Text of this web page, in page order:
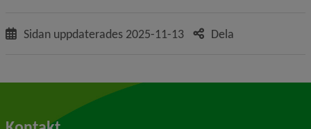
Sidan uppdaterades 2025-11-13 Dela